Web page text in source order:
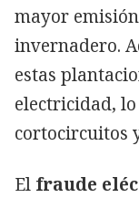
mayor
invernadero.
estas
electricidad,
cortocircuitos
El fraude